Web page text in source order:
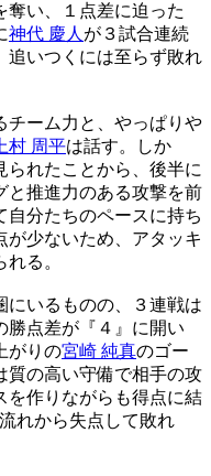
奪い、１点差に迫った
神代 慶人 が３試合連続
追いつくには至らず敗れ
チーム力と、やっぱりや
上村 周平は話す。しか
られたことから、後半に
と推進力のある攻撃を前
自分たちのペースに持ち
が少ないため、アタッキ
る。
にいるものの、３連戦は
勝点差が『４』に開い
がりの宮崎 純真のゴー
質の高い守備で相手の攻
を作りながらも得点に結
れから失点して敗れ